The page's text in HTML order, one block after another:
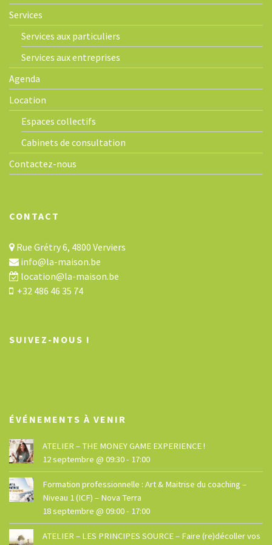
Services
Services aux particuliers
Services aux entreprises
Agenda
Location
Espaces collectifs
Cabinets de consultation
Contactez-nous
CONTACT
Rue Grétry 6, 4800 Verviers
info@la-maison.be
location@la-maison.be
+32 486 46 35 74
SUIVEZ-NOUS !
ÉVÉNEMENTS À VENIR
ATELIER – THE MONEY GAME EXPERIENCE !
12 septembre @ 09:30- 17:00
Formation professionnelle : Art & Maitrise du coaching –
Niveau 1 (ICF) – Nova Terra
18 septembre @ 09:00- 17:00
ATELIER – LES PRINCIPES SOURCE – Faire (re)décoller vos